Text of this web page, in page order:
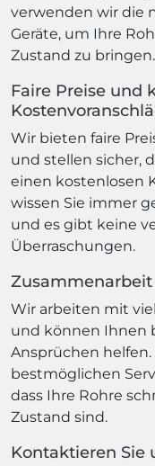
verwenden wir die
Geräte, um Ihre
Zustand zu bringen.
Faire Preise und
Wir bieten faire
und stellen sicher,
einen kostenlosen
wissen Sie immer
und es gibt keine
Überraschungen.
Wir arbeiten mit
und können Ihnen
Ansprüchen
bestmöglichen
dass Ihre Rohre
Zustand sind.
Kontaktieren Sie